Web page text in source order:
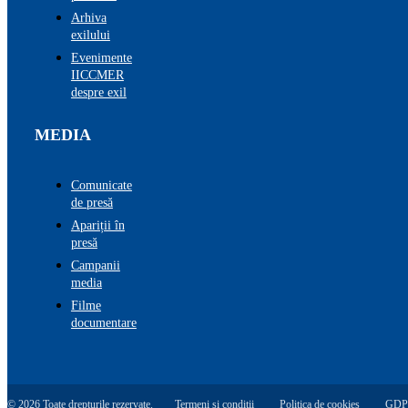
Arhiva
exilului
Evenimente
IICCMER
despre exil
MEDIA
Comunicate
de presă
Apariții în
presă
Campanii
media
Filme
documentare
© 2026 Toate drepturile rezervate. Termeni și condiții Politica de cookies